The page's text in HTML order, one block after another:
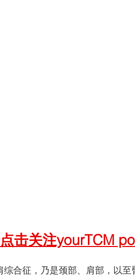
击关注yourTCM
综合征，乃是颈部、肩部，以